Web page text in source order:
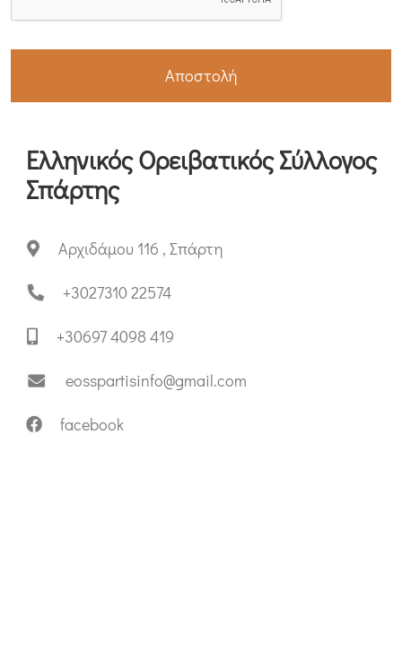
Αποστολή
Ελληνικός Ορειβατικός Σύλλογος
Σπάρτης
Αρχιδάμου 116 , Σπάρτη
+3027310 22574
+30697 4098 419
eosspartisinfo@gmail.com
facebook